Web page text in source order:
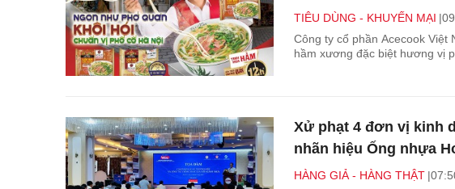
TIÊU DÙNG - KHUYẾN MẠI
Công ty cổ phần Acecook
hầm xương đặc biệt hương vị
Xử phạt 4 đơn vị kinh
nhãn hiệu Ống nhựa
HÀNG GIẢ - HÀNG THẬT